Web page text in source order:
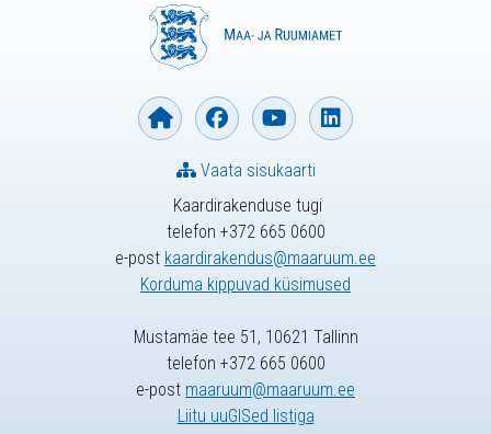
Kaardirakenduse tugi
telefon +372 665 0600
e-post kaardirakendus@maaruum.ee
Korduma kippuvad küsimused
Vaata sisukaarti
Mustamäe tee 51, 10621 Tallinn
telefon +372 665 0600
e-post maaruum@maaruum.ee
Liitu uuGISed listiga